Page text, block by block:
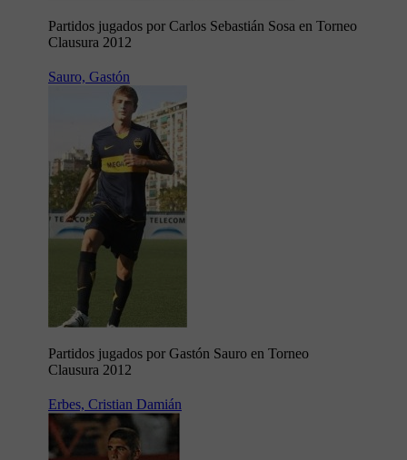
Partidos jugados por Carlos Sebastián Sosa en Torneo
Clausura 2012
Sauro, Gastón
Partidos jugados por Gastón Sauro en Torneo
Clausura 2012
Erbes, Cristian Damián